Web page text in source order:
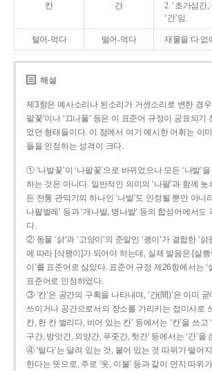
칸 간
2. ‘초가삼간,
‘간’임.
털어-먹다 떨어-먹다 재물을 다 없
해설
제3항은 예사소리나 된소리가 거센소리로 변한 경
팔꽃’이나 ‘끄나풀’ 등은 이 표준어 규정이 공표되기
었던 형태들이다. 이 점에서 여기 예시한 어휘는 이
들을 인정하는 성격이 크다.
① ‘나발꽃’이 ‘나팔꽃’으로 바뀌었으나 모든 ‘나발’
하는 것은 아니다. 일반적인 의미의 ‘나팔’과 함께
든 전통 관악기의 하나인 ‘나발’도 인정될 뿐만 아니
나팔벌레’ 등과 ‘개나발, 병나발’ 등의 합성어에서도
다.
② 동물 ‘삵’과 ‘고양이’의 준말인 ‘괭이’가 결합한 ‘
에 따라 [삭꽹이]가 되어야 하는데, 실제 발음은 [살쾡
이’를 표준어로 삼았다. 표준어 규정 제26항에서는 ‘
표준어로 인정하였다.
③ ‘칸’은 공간의 구획을 나타내며, ‘간(間)’은 이미
쓰이거나 공간으로서의 장소를 가리키는 접미사로
칸, 한 칸 벌리다, 비어 있는 칸’ 등에서는 ‘칸’을 쓰고
구간, 방앗간, 외양간, 푸줏간, 헛간’ 등에서는 ‘간’을
④ ‘털다’는 달려 있는 것, 붙어 있는 것 따위가 떨어
한다는 뜻으로, 주로 ‘옷, 이불’ 등과 같이 먼지 따위